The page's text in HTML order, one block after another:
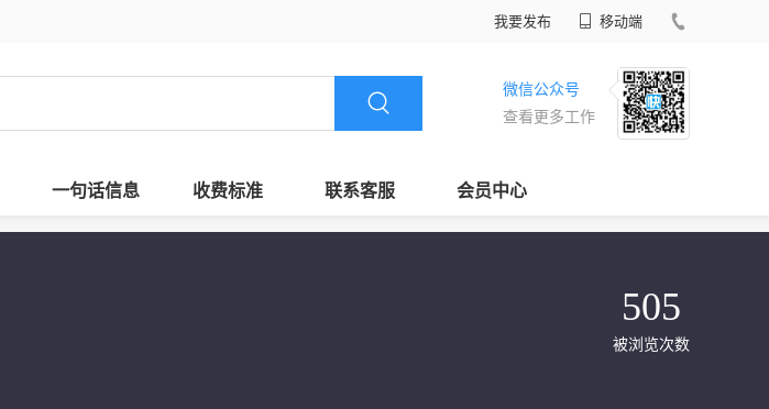
我要发布 移动端
微信公众号
查看更多工作
一句话信息 收费标准 联系客服 会员中心
505
被浏览次数